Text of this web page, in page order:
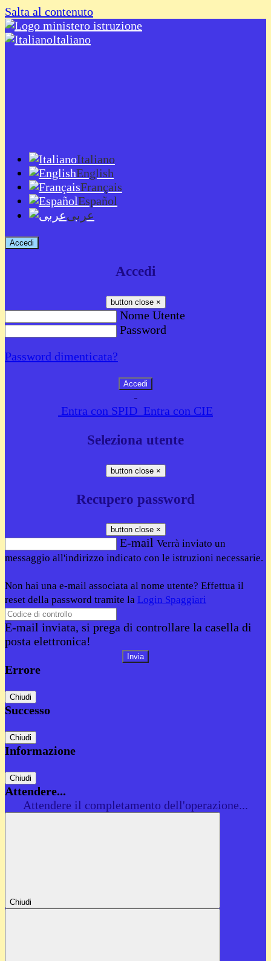
Salta al contenuto
Italiano
Italiano
English
Français
Español
عربى
Accedi
Accedi
button close ×
Nome Utente
Password
Password dimenticata?
-
Entra con SPID Entra con CIE
Seleziona utente
button close ×
Recupero password
button close ×
E-mail Verrà inviato un
messaggio all'indirizzo indicato con le istruzioni necessarie.
Non hai una e-mail associata al nome utente? Effettua il
reset della password tramite la Login Spaggiari
E-mail inviata, si prega di controllare la casella di
posta elettronica!
Errore
Chiudi
Successo
Chiudi
Informazione
Chiudi
Attendere...
Attendere il completamento dell'operazione...
Chiudi